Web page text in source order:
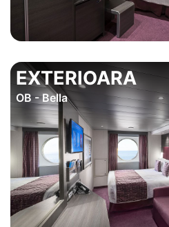
EXTERIOARA
OB - Bella